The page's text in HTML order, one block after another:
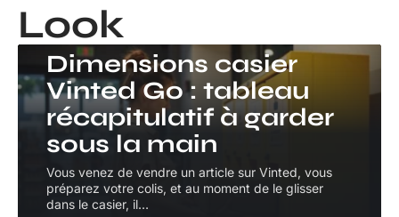
Look
LOOK
Dimensions casier
Vinted Go : tableau
récapitulatif à garder
sous la main
Vous venez de vendre un article sur Vinted, vous
préparez votre colis, et au moment de le glisser
dans le casier, il…